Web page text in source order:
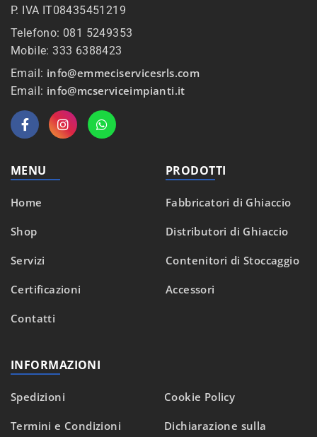
P. IVA IT08435451219
Telefono: 081 5249353
Mobile: 333 6388423
Email: info@emmeciservicesrls.com
Email: info@mcserviceimpianti.it
MENU
Home
Shop
Servizi
Certificazioni
Contatti
PRODOTTI
Fabbricatori di Ghiaccio
Distributori di Ghiaccio
Contenitori di Stoccaggio
Accessori
INFORMAZIONI
Spedizioni
Termini e Condizioni
Cookie Policy
Dichiarazione sulla